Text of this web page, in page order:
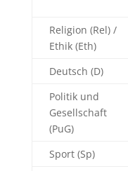
Religion (Rel) /
Ethik (Eth)
Deutsch (D)
Politik und
Gesellschaft
(PuG)
Sport (Sp)